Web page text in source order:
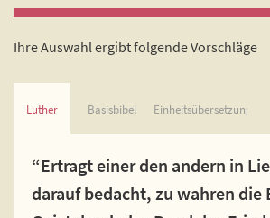
Ihre Auswahl ergibt folgende Vorschläge
Luther Basisbibel Einheitsübersetzung
“Ertragt einer den andern in
darauf bedacht, zu wahren die